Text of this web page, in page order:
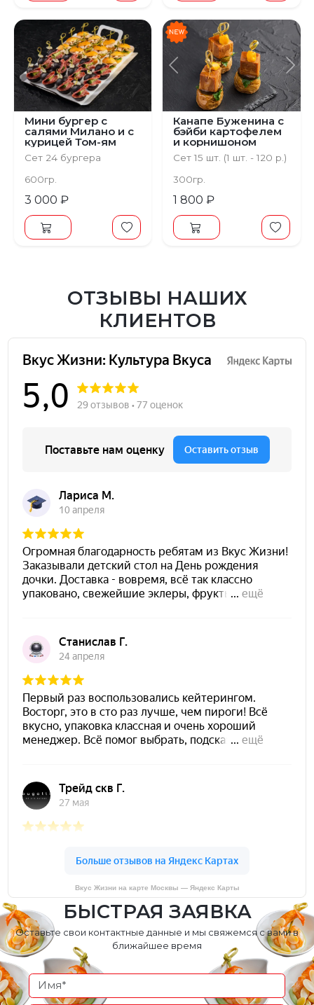
Мини бургер с
салями Милано и с
курицей Том-ям
(микробургер)
Сет 24 бургера
600гр.
3 000 ₽
Предыдущий
Канапе Буженина с
бэйби картофелем
и корнишоном
Сет 15 шт. (1 шт. - 120 р.)
300гр.
1 800 ₽
ОТЗЫВЫ НАШИХ
КЛИЕНТОВ
Вкус Жизни на карте Москвы — Яндекс Карты
БЫСТРАЯ ЗАЯВКА
Оставьте свои контактные данные и мы свяжемся с вами в
ближайшее время